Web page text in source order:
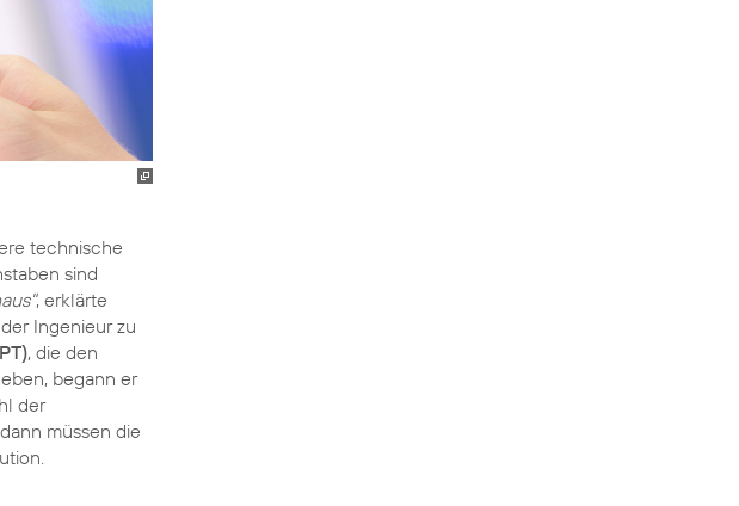
technische
sind
, erklärte
Ingenieur zu
, die den
begann er
der
müssen die